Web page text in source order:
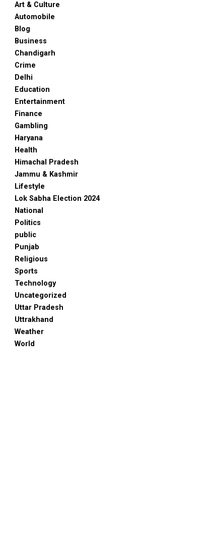
Art & Culture
Automobile
Blog
Business
Chandigarh
Crime
Delhi
Education
Entertainment
Finance
Gambling
Haryana
Health
Himachal Pradesh
Jammu & Kashmir
Lifestyle
Lok Sabha Election 2024
National
Politics
public
Punjab
Religious
Sports
Technology
Uncategorized
Uttar Pradesh
Uttrakhand
Weather
World